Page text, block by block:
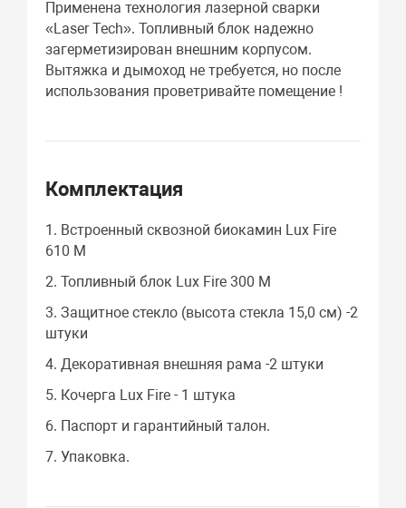
Применена технология лазерной сварки
«Laser Tech». Топливный блок надежно
загерметизирован внешним корпусом.
Вытяжка и дымоход не требуется, но после
использования проветривайте помещение !
Комплектация
1. Встроенный сквозной биокамин Lux Fire
610 М
2. Топливный блок Lux Fire 300 М
3. Защитное стекло (высота стекла 15,0 см) -2
штуки
4. Декоративная внешняя рама -2 штуки
5. Кочерга Lux Fire - 1 штука
6. Паспорт и гарантийный талон.
7. Упаковка.